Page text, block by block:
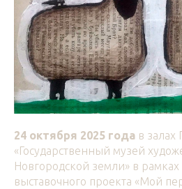
24 октября 2025 года в залах
«Государственный музей
Новгородской земли» в рамках
выставочного проекта «Мой